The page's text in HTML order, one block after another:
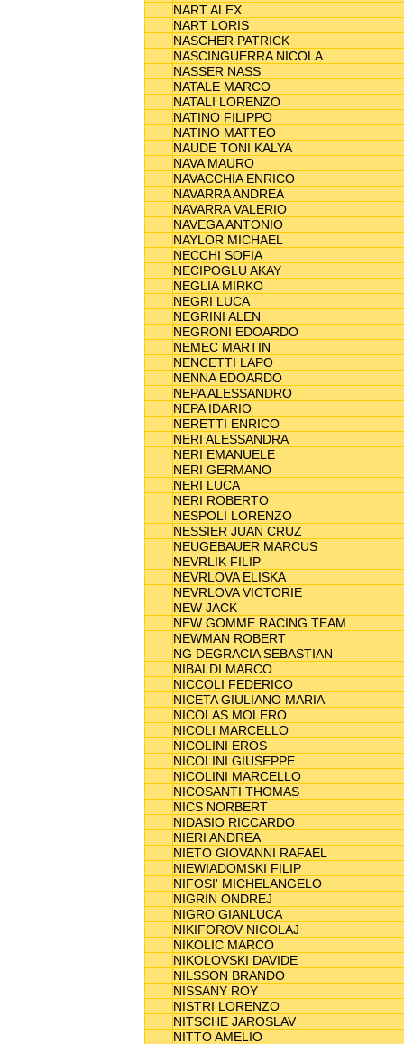
NART ALEX
NART LORIS
NASCHER PATRICK
NASCINGUERRA NICOLA
NASSER NASS
NATALE MARCO
NATALI LORENZO
NATINO FILIPPO
NATINO MATTEO
NAUDE TONI KALYA
NAVA MAURO
NAVACCHIA ENRICO
NAVARRA ANDREA
NAVARRA VALERIO
NAVEGA ANTONIO
NAYLOR MICHAEL
NECCHI SOFIA
NECIPOGLU AKAY
NEGLIA MIRKO
NEGRI LUCA
NEGRINI ALEN
NEGRONI EDOARDO
NEMEC MARTIN
NENCETTI LAPO
NENNA EDOARDO
NEPA ALESSANDRO
NEPA IDARIO
NERETTI ENRICO
NERI ALESSANDRA
NERI EMANUELE
NERI GERMANO
NERI LUCA
NERI ROBERTO
NESPOLI LORENZO
NESSIER JUAN CRUZ
NEUGEBAUER MARCUS
NEVRLIK FILIP
NEVRLOVA ELISKA
NEVRLOVA VICTORIE
NEW JACK
NEW GOMME RACING TEAM
NEWMAN ROBERT
NG DEGRACIA SEBASTIAN
NIBALDI MARCO
NICCOLI FEDERICO
NICETA GIULIANO MARIA
NICOLAS MOLERO
NICOLI MARCELLO
NICOLINI EROS
NICOLINI GIUSEPPE
NICOLINI MARCELLO
NICOSANTI THOMAS
NICS NORBERT
NIDASIO RICCARDO
NIERI ANDREA
NIETO GIOVANNI RAFAEL
NIEWIADOMSKI FILIP
NIFOSI' MICHELANGELO
NIGRIN ONDREJ
NIGRO GIANLUCA
NIKIFOROV NICOLAJ
NIKOLIC MARCO
NIKOLOVSKI DAVIDE
NILSSON BRANDO
NISSANY ROY
NISTRI LORENZO
NITSCHE JAROSLAV
NITTO AMELIO